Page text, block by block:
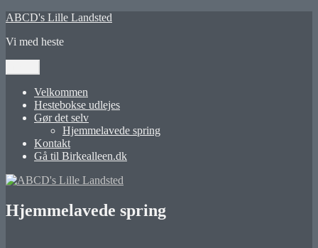
Videre
indhold
ABCD's Lille Landsted
Vi med heste
Velkommen
Hestebokse udlejes
Gør det selv
Hjemmelavede spring
Kontakt
Gå til Birkealleen.dk
Hjemmelavede spring